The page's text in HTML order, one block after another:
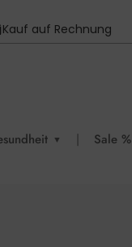
Kauf auf Rechnung
▼ | Sale %